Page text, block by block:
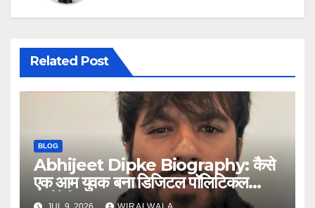
Related Post
BLOG
Abhijeet Dipke Biography: कैसे
एक आम युवक बना डिजिटल पॉलिटिकल
स्ट्रैटेजिस्ट